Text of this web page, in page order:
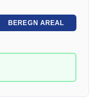
BEREGN AREAL